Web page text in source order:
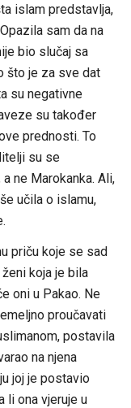
islam predstavlja,
sam da na
bio slučaj sa
što je za sve dat
su negativne
su također
prednosti. To
su se
ne Marokanka. Ali,
učila o islamu,
priču koje se sad
koja je bila
oni u Pakao. Ne
proučavati
postavila
na njena
joj je postavio
li ona vjeruje u